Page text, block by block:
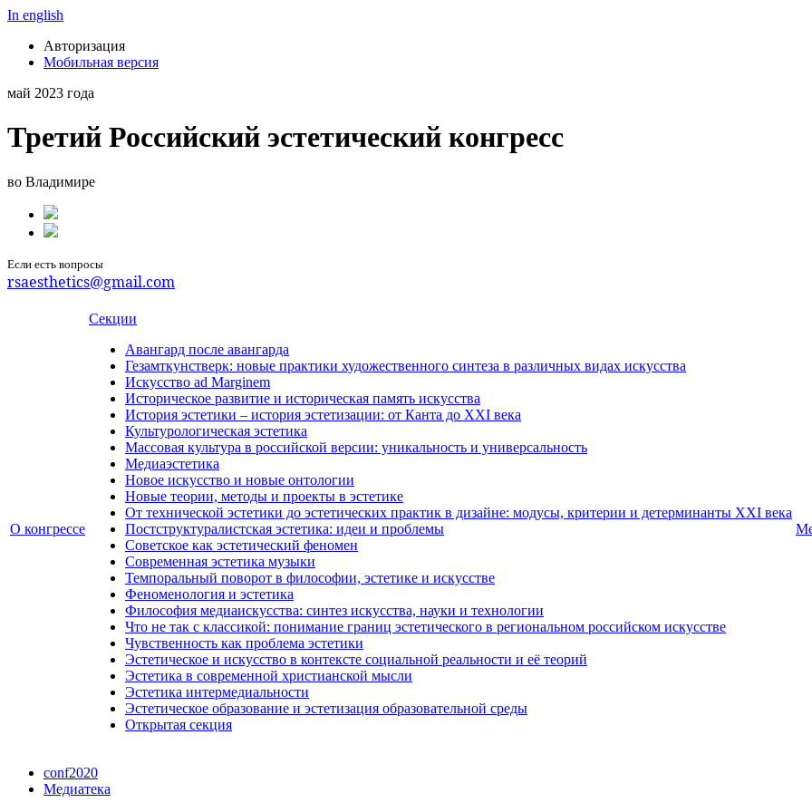
In english
Авторизация
Мобильная версия
май 2023 года
Третий Российский эстетический конгресс
во Владимире
Если есть вопросы
rsaesthetics@gmail.com
О конгрессе
Секции
Авангард после авангарда
Гезамткунстверк: новые практики художественного синтеза в различных видах искусства
Искусство ad Marginem
Историческое развитие и историческая память искусства
История эстетики – история эстетизации: от Канта до XXI века
Культурологическая эстетика
Массовая культура в российской версии: уникальность и универсальность
Медиаэстетика
Новое искусство и новые онтологии
Новые теории, методы и проекты в эстетике
От технической эстетики до эстетических практик в дизайне: модусы, критерии и детерминанты XXI века
Постструктуралистская эстетика: идеи и проблемы
Советское как эстетический феномен
Современная эстетика музыки
Темпоральный поворот в философии, эстетике и искусстве
Феноменология и эстетика
Философия медиаискусства: синтез искусства, науки и технологии
Что не так с классикой: понимание границ эстетического в региональном российском искусстве
Чувственность как проблема эстетики
Эстетическое и искусство в контексте социальной реальности и её теорий
Эстетика в современной христианской мысли
Эстетика интермедиальности
Эстетическое образование и эстетизация образовательной среды
Открытая секция
conf2020
Медиатека